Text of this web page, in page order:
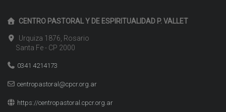
CENTRO PASTORAL Y DE ESPIRITUALIDAD P. VALLET
Urquiza 1876, Rosario
Santa Fe - CP 2000
0341 4214173
centropastoral@cpcr.org.ar
https://centropastoral.cpcr.org.ar